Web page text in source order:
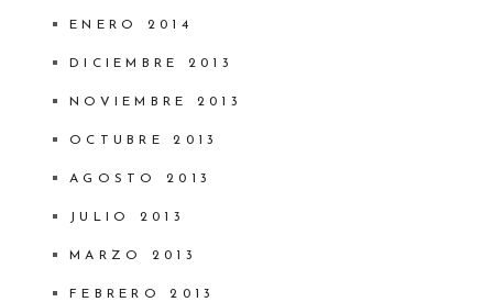
ENERO 2014
DICIEMBRE 2013
NOVIEMBRE 2013
OCTUBRE 2013
AGOSTO 2013
JULIO 2013
MARZO 2013
FEBRERO 2013